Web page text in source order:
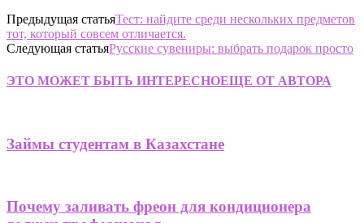
Предыдущая статьяТест: найдите среди нескольких предметов
тот, который совсем отличается.
Следующая статьяРусские сувениры: выбрать подарок просто
ЭТО МОЖЕТ БЫТЬ ИНТЕРЕСНОЕЩЕ ОТ АВТОРА
Займы студентам в Казахстане
Почему заливать фреон для кондиционера